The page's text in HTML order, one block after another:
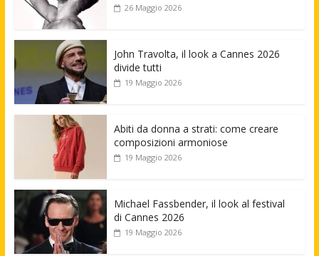
26 Maggio 2026
John Travolta, il look a Cannes 2026
divide tutti
19 Maggio 2026
Abiti da donna a strati: come creare
composizioni armoniose
19 Maggio 2026
Michael Fassbender, il look al festival
di Cannes 2026
19 Maggio 2026